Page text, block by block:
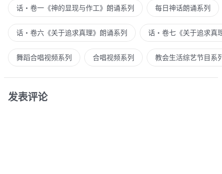
话・卷一《神的显现与作工》朗诵系列 每日神话朗诵系列
话・卷六《关于追求真理》朗诵系列 话・卷七《关于追求真
舞蹈合唱视频系列 合唱视频系列 教会生活综艺节目系
发表评论